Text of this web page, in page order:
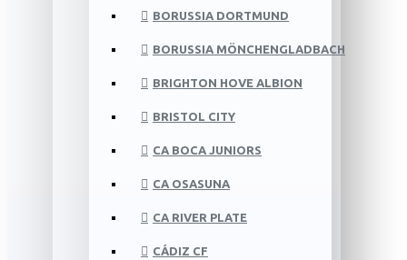
BORUSSIA DORTMUND
BORUSSIA MÖNCHENGLADBACH
BRIGHTON HOVE ALBION
BRISTOL CITY
CA BOCA JUNIORS
CA OSASUNA
CA RIVER PLATE
CÁDIZ CF